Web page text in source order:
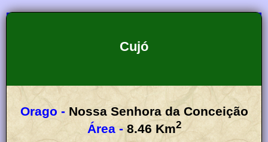
Cujó
Orago - Nossa Senhora da Conceição
Área - 8.46 Km2